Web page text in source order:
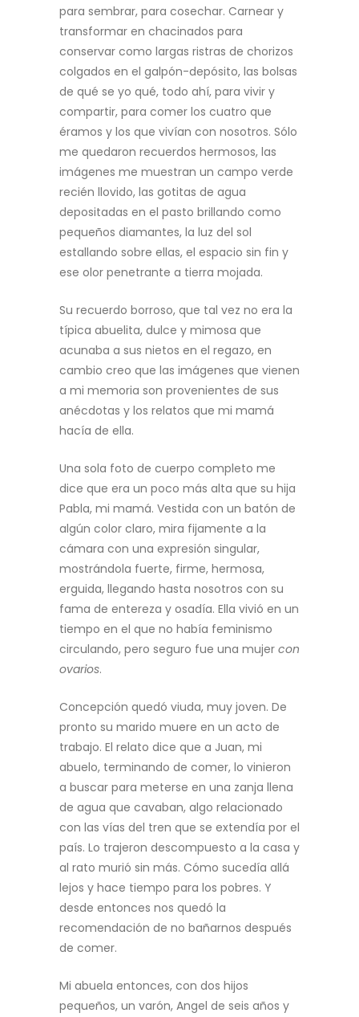
para sembrar, para cosechar. Carnear y
transformar en chacinados para
conservar como largas ristras de chorizos
colgados en el galpón-depósito, las bolsas
de qué se yo qué, todo ahí, para vivir y
compartir, para comer los cuatro que
éramos y los que vivían con nosotros. Sólo
me quedaron recuerdos hermosos, las
imágenes me muestran un campo verde
recién llovido, las gotitas de agua
depositadas en el pasto brillando como
pequeños diamantes, la luz del sol
estallando sobre ellas, el espacio sin fin y
ese olor penetrante a tierra mojada.
Su recuerdo borroso, que tal vez no era la
típica abuelita, dulce y mimosa que
acunaba a sus nietos en el regazo, en
cambio creo que las imágenes que vienen
a mi memoria son provenientes de sus
anécdotas y los relatos que mi mamá
hacía de ella.
Una sola foto de cuerpo completo me
dice que era un poco más alta que su hija
Pabla, mi mamá. Vestida con un batón de
algún color claro, mira fijamente a la
cámara con una expresión singular,
mostrándola fuerte, firme, hermosa,
erguida, llegando hasta nosotros con su
fama de entereza y osadía. Ella vivió en un
tiempo en el que no había feminismo
circulando, pero seguro fue una mujer con
ovarios.
Concepción quedó viuda, muy joven. De
pronto su marido muere en un acto de
trabajo. El relato dice que a Juan, mi
abuelo, terminando de comer, lo vinieron
a buscar para meterse en una zanja llena
de agua que cavaban, algo relacionado
con las vías del tren que se extendía por el
país. Lo trajeron descompuesto a la casa y
al rato murió sin más. Cómo sucedía allá
lejos y hace tiempo para los pobres. Y
desde entonces nos quedó la
recomendación de no bañarnos después
de comer.
Mi abuela entonces, con dos hijos
pequeños, un varón, Angel de seis años y